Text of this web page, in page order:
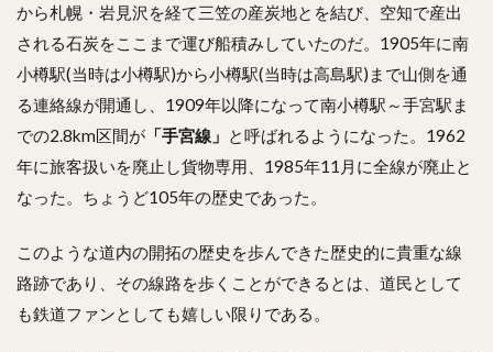
から札幌・岩見沢を経て三笠の産炭地とを結び、空知で産出
される石炭をここまで運び船積みしていたのだ。1905年に南
小樽駅(当時は小樽駅)から小樽駅(当時は高島駅)まで山側を通
る連絡線が開通し、1909年以降になって南小樽駅～手宮駅ま
での2.8km区間が 「手宮線」 と呼ばれるようになった。1962
年に旅客扱いを廃止し貨物専用、1985年11月に全線が廃止と
なった。ちょうど105年の歴史であった。
このような道内の開拓の歴史を歩んできた歴史的に貴重な線
路跡であり、その線路を歩くことができるとは、道民として
も鉄道ファンとしても嬉しい限りである。